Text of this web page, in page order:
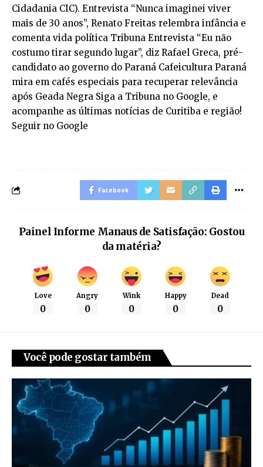
Cidadania CIC). Entrevista “Nunca imaginei viver
mais de 30 anos”, Renato Freitas relembra infância e
comenta vida política Tribuna Entrevista “Eu não
costumo tirar segundo lugar”, diz Rafael Greca, pré-
candidato ao governo do Paraná Cafeicultura Paraná
mira em cafés especiais para recuperar relevância
após Geada Negra Siga a Tribuna no Google, e
acompanhe as últimas notícias de Curitiba e região!
Seguir no Google
Facebook
Painel Informe Manaus de Satisfação: Gostou
da matéria?
Love
0
Angry
0
Wink
0
Happy
0
Dead
0
Você pode gostar também